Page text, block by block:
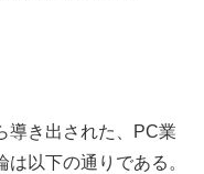
導き出された、PC業
以下の通りである。